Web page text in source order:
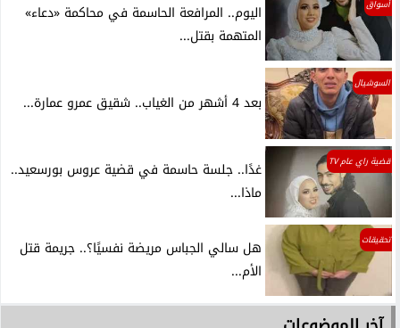
أسواق
اليوم.. المرافعة الحاسمة في محاكمة «دعاء»
المتهمة بقتل...
السوشيال
بعد 4 أشهر من الغياب.. شقيق عمرو عمارة...
قضية راي عام TV
غدًا.. جلسة حاسمة في قضية عروس بورسعيد..
ماذا...
تحقيقات
هل سالي الجباس مريضة نفسيًا؟.. جريمة قتل
الأم...